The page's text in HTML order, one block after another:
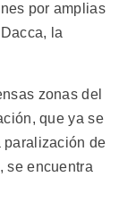
por amplias
la
zonas del
que ya se
paralización de
se encuentra